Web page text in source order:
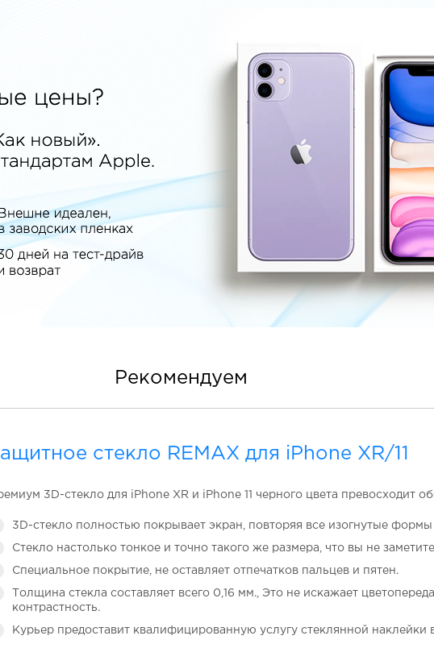
Рекомендуем
стекло REMAX для iPhone XR/11
3D-стекло для iPhone XR и iPhone 11 черного цвета превосходит
3D-стекло полностью покрывает экран, повторяя все изогнутые формы
Стекло настолько тонкое и точно такого же размера, что вы не
Специальное покрытие, не оставляет отпечатков пальцев и пятен.
Толщина стекла составляет всего 0,16 мм., Это не искажает
контрастность.
Курьер предоставит квалифицированную услугу стеклянной наклейки